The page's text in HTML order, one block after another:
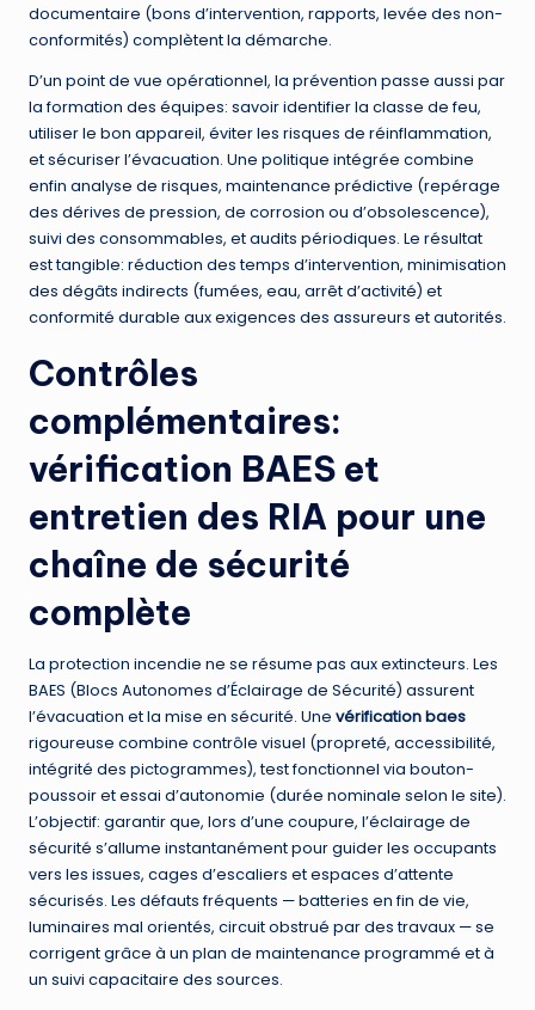
documentaire (bons d’intervention, rapports, levée des non-
conformités) complètent la démarche.
D’un point de vue opérationnel, la prévention passe aussi par
la formation des équipes: savoir identifier la classe de feu,
utiliser le bon appareil, éviter les risques de réinflammation,
et sécuriser l’évacuation. Une politique intégrée combine
enfin analyse de risques, maintenance prédictive (repérage
des dérives de pression, de corrosion ou d’obsolescence),
suivi des consommables, et audits périodiques. Le résultat
est tangible: réduction des temps d’intervention, minimisation
des dégâts indirects (fumées, eau, arrêt d’activité) et
conformité durable aux exigences des assureurs et autorités.
Contrôles
complémentaires:
vérification BAES et
entretien des RIA pour une
chaîne de sécurité
complète
La protection incendie ne se résume pas aux extincteurs. Les
BAES (Blocs Autonomes d’Éclairage de Sécurité) assurent
l’évacuation et la mise en sécurité. Une vérification baes
rigoureuse combine contrôle visuel (propreté, accessibilité,
intégrité des pictogrammes), test fonctionnel via bouton-
poussoir et essai d’autonomie (durée nominale selon le site).
L’objectif: garantir que, lors d’une coupure, l’éclairage de
sécurité s’allume instantanément pour guider les occupants
vers les issues, cages d’escaliers et espaces d’attente
sécurisés. Les défauts fréquents — batteries en fin de vie,
luminaires mal orientés, circuit obstrué par des travaux — se
corrigent grâce à un plan de maintenance programmé et à
un suivi capacitaire des sources.